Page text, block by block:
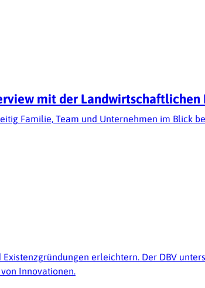
mit der Landwirtschaftlichen
Familie, Team und Unternehmen im Blick
erleichtern. Der DBV
Innovationen.